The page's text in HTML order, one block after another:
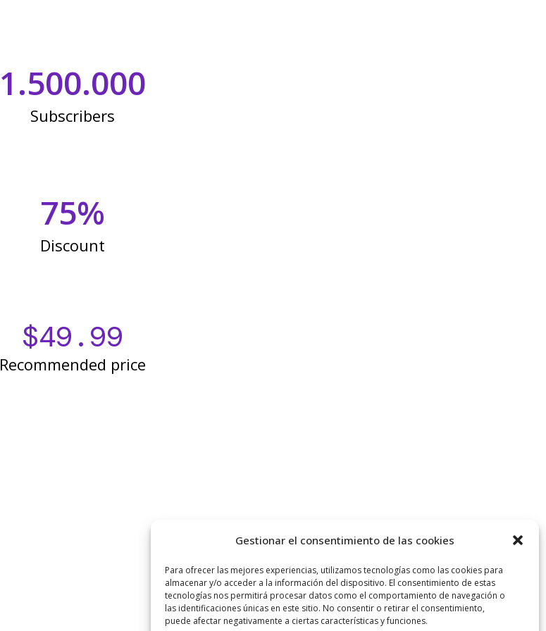
Gestionar el consentimiento de las cookies
Para ofrecer las mejores experiencias, utilizamos tecnologías como las cookies para
almacenar y/o acceder a la información del dispositivo. El consentimiento de estas
tecnologías nos permitirá procesar datos como el comportamiento de navegación o
las identificaciones únicas en este sitio. No consentir o retirar el consentimiento,
puede afectar negativamente a ciertas características y funciones.
1.500.000
Subscribers
75%
Discount
$49.99
Recommended price